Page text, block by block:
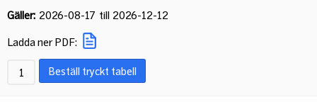
Gäller: 2026-08-17 till 2026-12-12
Ladda ner PDF:
Beställ tryckt tabell